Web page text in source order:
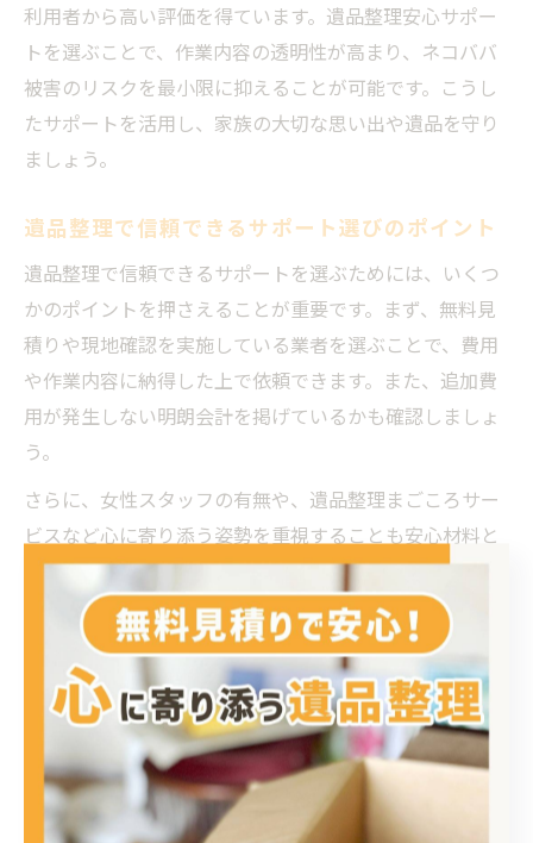
利用者から高い評価を得ています。遺品整理安心サポー
トを選ぶことで、作業内容の透明性が高まり、ネコババ
被害のリスクを最小限に抑えることが可能です。こうし
たサポートを活用し、家族の大切な思い出や遺品を守り
ましょう。
遺品整理で信頼できるサポート選びのポイント
遺品整理で信頼できるサポートを選ぶためには、いくつ
かのポイントを押さえることが重要です。まず、無料見
積りや現地確認を実施している業者を選ぶことで、費用
や作業内容に納得した上で依頼できます。また、追加費
用が発生しない明朗会計を掲げているかも確認しましょ
う。
さらに、女性スタッフの有無や、遺品整理まごころサー
ビスなど心に寄り添う姿勢を重視することも安心材料と
なります。口コミや評判、実績を参考にしながら、鹿児
島市や九州エリアで地域密着型の不用品回収や片付け隊
など、信頼できる業者を選びましょう。最終的には、遺
族の気持ちや故人の思い出を大切にしてくれるサポート
体制が整っているかが判断基準となります。
費用相場と手続きの具体的なポイ